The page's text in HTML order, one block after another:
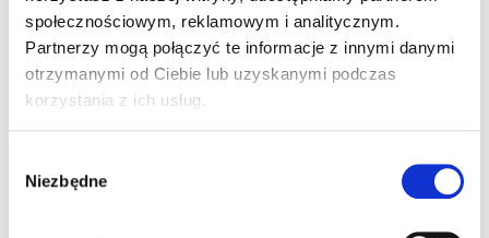
społecznościowym, reklamowym i analitycznym.
Partnerzy mogą połączyć te informacje z innymi danymi
otrzymanymi od Ciebie lub uzyskanymi podczas
korzystania z ich usług.
zgody
Niezbędne
Skorzystaj z rozwiązania idealnego dla osób,
ceniących wysoką jakość oraz swój czas.